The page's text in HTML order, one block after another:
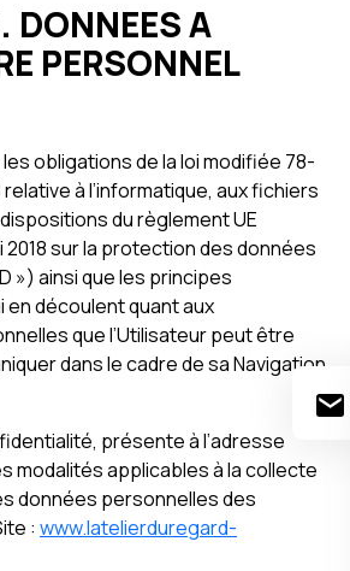
DONNEES A
PERSONNEL
les obligations de la loi modifiée 78-
relative à l’informatique, aux fichiers
du règlement UE
2018 sur la protection des données
») ainsi que les principes
découlent quant aux
que l’Utilisateur peut être
dans le cadre de sa Navigation
présente à l’adresse
modalités applicables à la collecte
données personnelles des
: www.latelierduregard-